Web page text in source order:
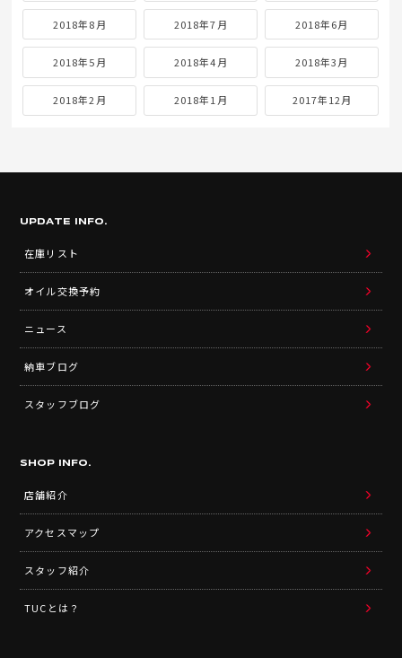
2018年8月 2018年7月 2018年6月
2018年5月 2018年4月 2018年3月
2018年2月 2018年1月 2017年12月
UPDATE INFO.
在庫リスト
オイル交換予約
ニュース
納車ブログ
スタッフブログ
SHOP INFO.
店舗紹介
アクセスマップ
スタッフ紹介
TUCとは？